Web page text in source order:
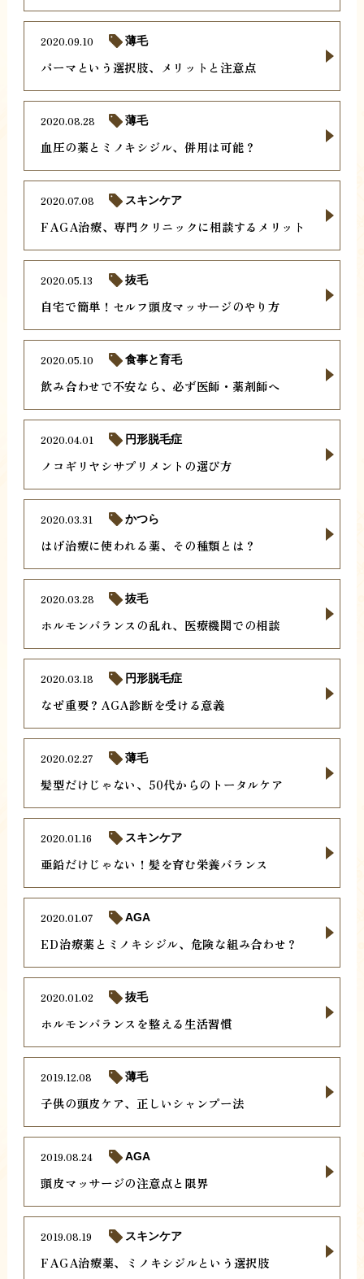
パーマという選択肢、メリットと注意点
2020.09.10 薄毛
血圧の薬とミノキシジル、併用は可能？
2020.08.28 薄毛
FAGA治療、専門クリニックに相談するメリット
2020.07.08 スキンケア
自宅で簡単！セルフ頭皮マッサージのやり方
2020.05.13 抜毛
飲み合わせで不安なら、必ず医師・薬剤師へ
2020.05.10 食事と育毛
ノコギリヤシサプリメントの選び方
2020.04.01 円形脱毛症
はげ治療に使われる薬、その種類とは？
2020.03.31 かつら
ホルモンバランスの乱れ、医療機関での相談
2020.03.28 抜毛
なぜ重要？AGA診断を受ける意義
2020.03.18 円形脱毛症
髪型だけじゃない、50代からのトータルケア
2020.02.27 薄毛
亜鉛だけじゃない！髪を育む栄養バランス
2020.01.16 スキンケア
ED治療薬とミノキシジル、危険な組み合わせ？
2020.01.07 AGA
ホルモンバランスを整える生活習慣
2020.01.02 抜毛
子供の頭皮ケア、正しいシャンプー法
2019.12.08 薄毛
頭皮マッサージの注意点と限界
2019.08.24 AGA
FAGA治療薬、ミノキシジルという選択肢
2019.08.19 スキンケア